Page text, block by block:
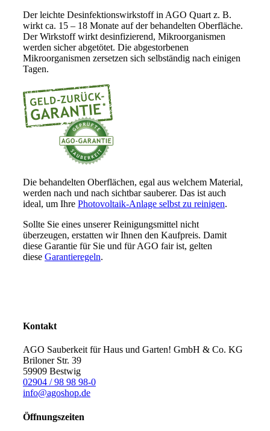
Der leichte Desinfektionswirkstoff in AGO Quart z. B.
wirkt ca. 15 – 18 Monate auf der behandelten Oberfläche.
Der Wirkstoff wirkt desinfizierend, Mikroorganismen
werden sicher abgetötet. Die abgestorbenen
Mikroorganismen zersetzen sich selbständig nach einigen
Tagen.
Die behandelten Oberflächen, egal aus welchem Material,
werden nach und nach sichtbar sauberer. Das ist auch
ideal, um Ihre Photovoltaik-Anlage selbst zu reinigen.
Sollte Sie eines unserer Reinigungsmittel nicht
überzeugen, erstatten wir Ihnen den Kaufpreis. Damit
diese Garantie für Sie und für AGO fair ist, gelten
diese Garantieregeln.
Kontakt
AGO Sauberkeit für Haus und Garten! GmbH & Co. KG
Briloner Str. 39
59909 Bestwig
02904 / 98 98 98-0
info@agoshop.de
Öffnungszeiten